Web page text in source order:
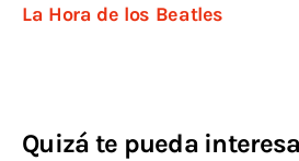
La Hora de los Beatles
Quizá te pueda